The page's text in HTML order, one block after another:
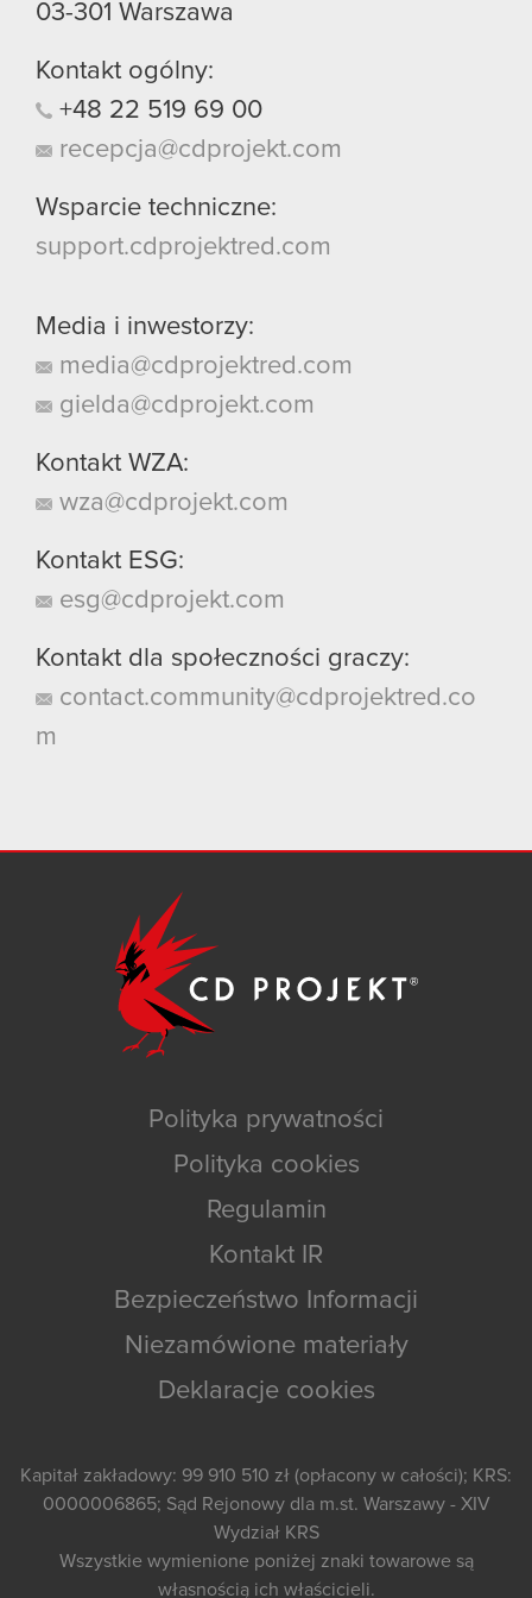
03-301 Warszawa
Kontakt ogólny:
+48 22 519 69 00
recepcja@cdprojekt.com
Wsparcie techniczne:
support.cdprojektred.com
Media i inwestorzy:
media@cdprojektred.com
gielda@cdprojekt.com
Kontakt WZA:
wza@cdprojekt.com
Kontakt ESG:
esg@cdprojekt.com
Kontakt dla społeczności graczy:
contact.community@cdprojektred.co
m
Polityka prywatności
Polityka cookies
Regulamin
Kontakt IR
Bezpieczeństwo Informacji
Niezamówione materiały
Deklaracje cookies
Kapitał zakładowy: 99 910 510 zł (opłacony w całości); KRS:
0000006865; Sąd Rejonowy dla m.st. Warszawy - XIV
Wydział KRS
Wszystkie wymienione poniżej znaki towarowe są
własnością ich właścicieli.